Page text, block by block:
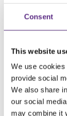
Consent
This website
We use
provide social
We also share
our social
may combine it
Underveis erfarte
nødvendigvis kom
sykehus og
Syvertsen ved
Erfaringene viste
Samtidig ble det
får vite hvilke